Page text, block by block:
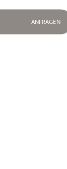
ANFRAGEN